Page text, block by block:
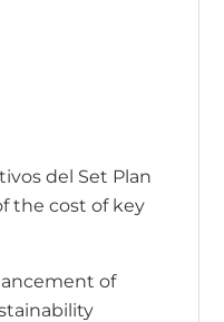
del Set Plan
the cost of key
of